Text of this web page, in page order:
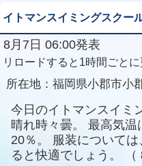
イトマンスイミングスクー
8月7日 06:00発表
リロードすると1時間ごとに
所在地： 福岡県小郡市小
今日のイトマンスイミ
晴れ時々曇。
最高気温
20％。
服装については
ると快適でしょう。
（